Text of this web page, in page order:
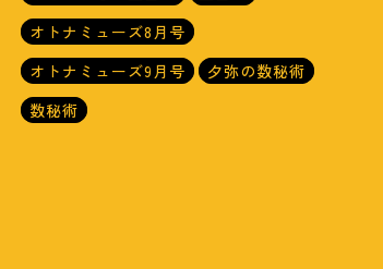
オトナミューズ8月号
オトナミューズ9月号
夕弥の数秘術
数秘術